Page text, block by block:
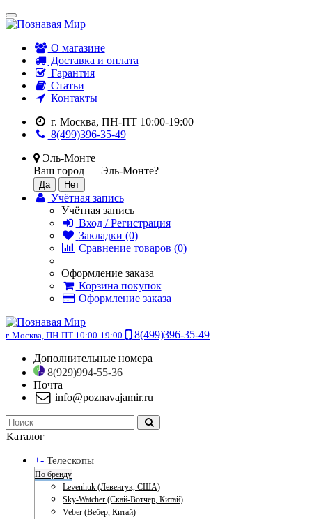
О магазине
Доставка и оплата
Гарантия
Статьи
Контакты
г. Москва, ПН-ПТ 10:00-19:00
8(499)396-35-49
Эль-Монте
Ваш город — Эль-Монте?
Учётная запись
Учётная запись
Вход / Регистрация
Закладки (0)
Сравнение товаров (0)
Оформление заказа
Корзина покупок
Оформление заказа
г. Москва, ПН-ПТ 10:00-19:00
8(499)396-35-49
Дополнительные номера
8(929)994-55-36
Почта
info@poznavajamir.ru
Каталог
+- Телескопы
По бренду
Levenhuk (Левенгук, США)
Sky-Watcher (Скай-Вотчер, Китай)
Veber (Вебер, Китай)